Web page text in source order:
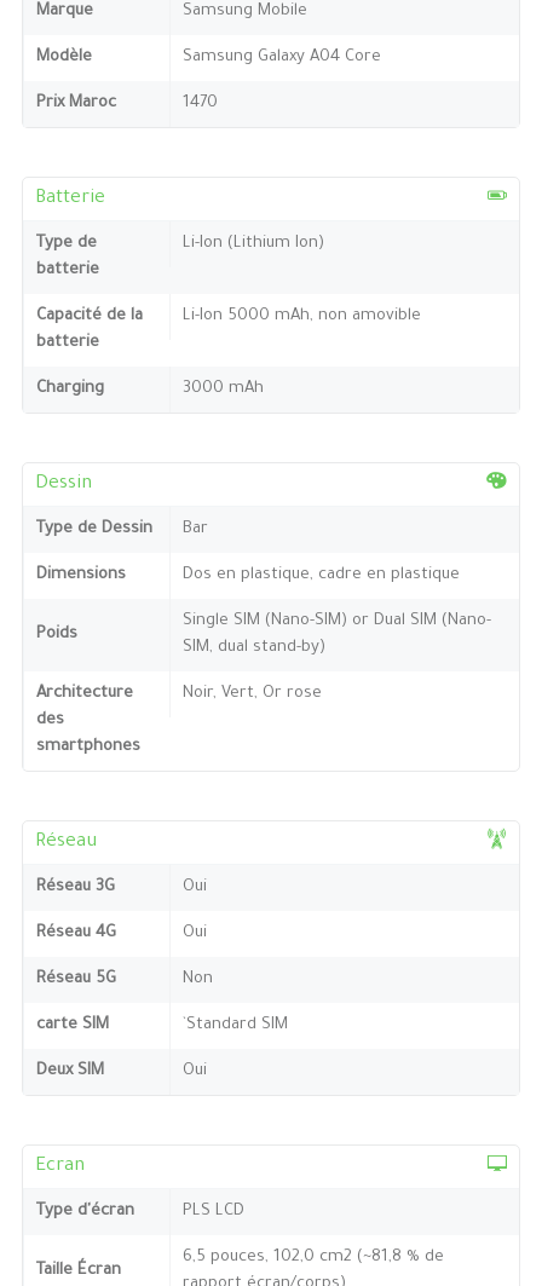
Marque Samsung Mobile
Modèle Samsung Galaxy A04 Core
Prix Maroc 1470
Batterie
Type de
batterie
Li-Ion (Lithium Ion)
Capacité de la
batterie
Li-Ion 5000 mAh, non amovible
Charging 3000 mAh
Dessin
Type de Dessin Bar
Dimensions Dos en plastique, cadre en plastique
Poids
Single SIM (Nano-SIM) or Dual SIM (Nano-
SIM, dual stand-by)
Architecture
des
smartphones
Noir, Vert, Or rose
Réseau
Réseau 3G Oui
Réseau 4G Oui
Réseau 5G Non
carte SIM `Standard SIM
Deux SIM Oui
Ecran
Type d'écran PLS LCD
Taille Écran
6,5 pouces, 102,0 cm2 (~81,8 % de